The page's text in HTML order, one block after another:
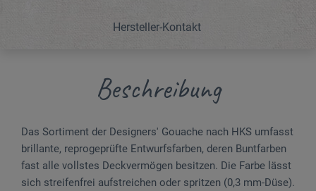
Hersteller-Kontakt
Beschreibung
Das Sortiment der Designers' Gouache nach HKS umfasst
brillante, reprogeprüfte Entwurfsfarben, deren Buntfarben
fast alle vollstes Deckvermögen besitzen. Die Farbe lässt
sich streifenfrei aufstreichen oder spritzen (0,3 mm-Düse).